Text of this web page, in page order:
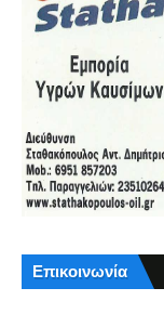
Επικοινωνία